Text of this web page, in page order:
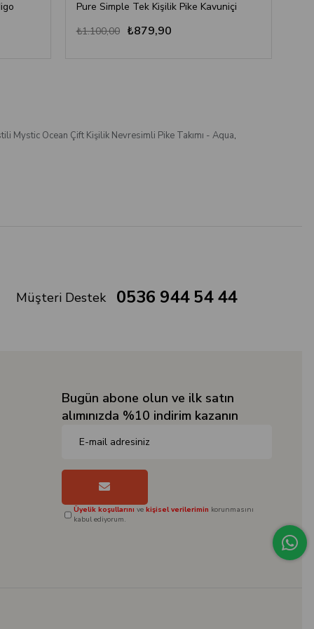
Pure Simple Tek Kişilik Pike Kavuniçi
₺879,90
₺1.100,00
Mystic Ocean Çift Kişilik Nevresimli Pike Takımı - Aqua,
Müşteri Destek 0536 944 54 44
Bugün abone olun ve ilk satın
alımınızda %10 indirim kazanın
Üyelik koşullarını vekişisel verilerimin korunmasını
kabul ediyorum.